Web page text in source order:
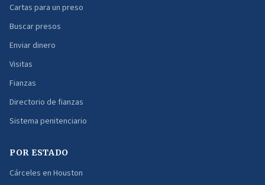
Cartas para un preso
Buscar presos
Enviar dinero
Visitas
Fianzas
Directorio de fianzas
Sistema penitenciario
POR ESTADO
Cárceles en Houston